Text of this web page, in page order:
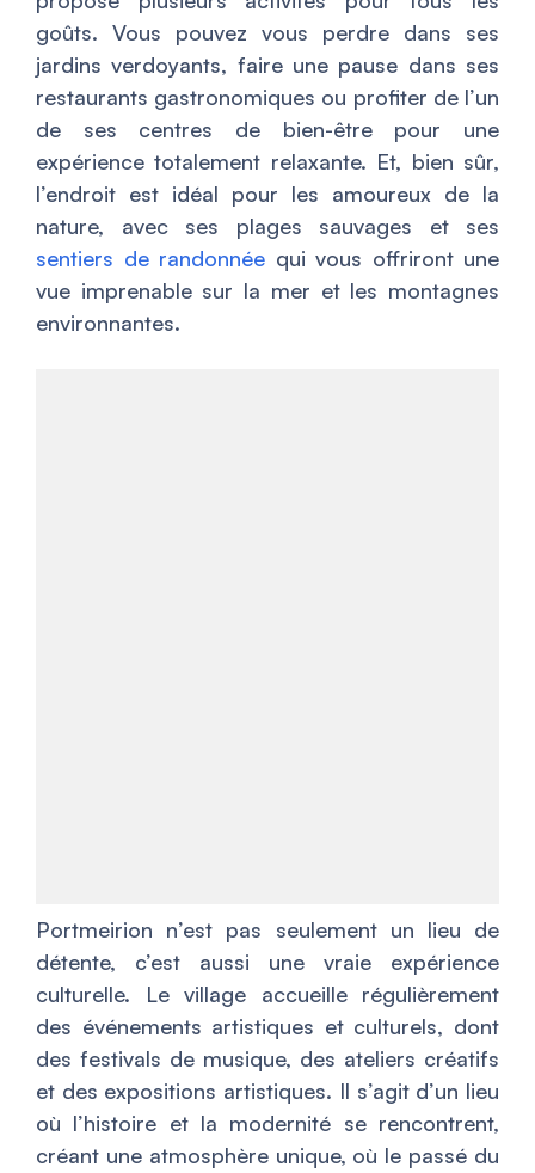
goûts. Vous pouvez vous perdre dans ses
jardins verdoyants, faire une pause dans ses
restaurants gastronomiques ou profiter de l’un
de ses centres de bien-être pour une
expérience totalement relaxante. Et, bien sûr,
l’endroit est idéal pour les amoureux de la
nature, avec ses plages sauvages et ses
sentiers de randonnée qui vous offriront une
vue imprenable sur la mer et les montagnes
environnantes.
Portmeirion n’est pas seulement un lieu de
détente, c’est aussi une vraie expérience
culturelle. Le village accueille régulièrement
des événements artistiques et culturels, dont
des festivals de musique, des ateliers créatifs
et des expositions artistiques. Il s’agit d’un lieu
où l’histoire et la modernité se rencontrent,
créant une atmosphère unique, où le passé du